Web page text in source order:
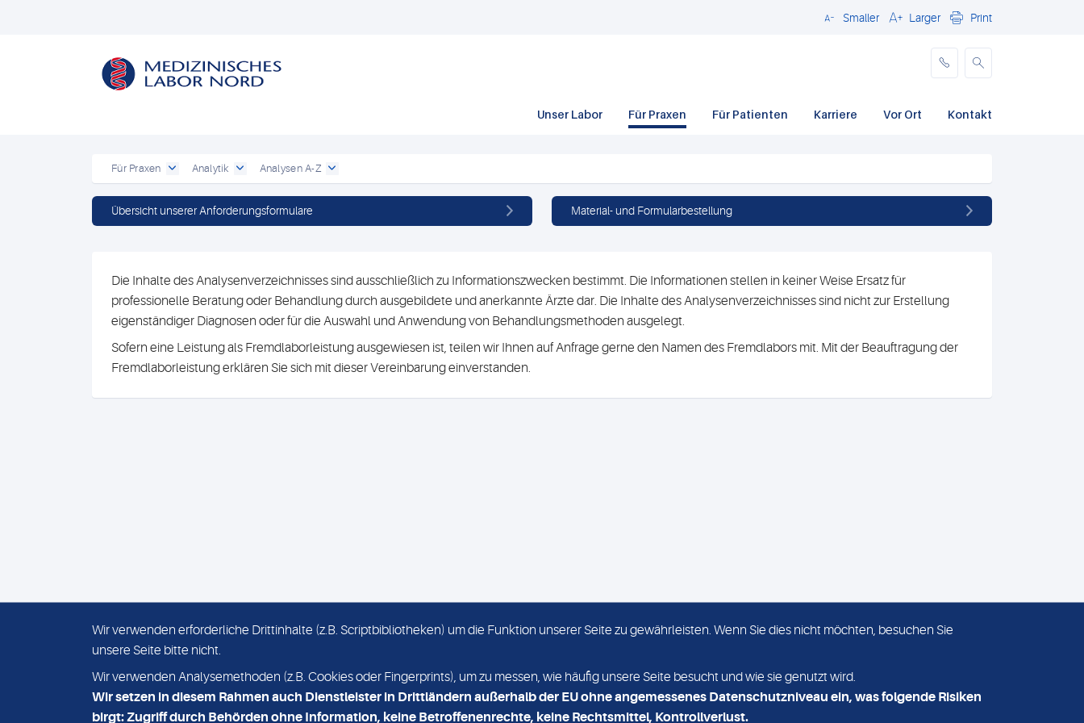
SchließenSmaller Larger Print
Unser Labor Für Praxen Für Patienten Karriere Vor Ort Kontakt
Für Praxen Analytik Analysen A-Z
Übersicht unserer Anforderungsformulare Material- und Formularbestellung
Die Inhalte des Analysenverzeichnisses sind ausschließlich zu Informationszwecken bestimmt. Die Informationen stellen in keiner Weise Ersatz für
professionelle Beratung oder Behandlung durch ausgebildete und anerkannte Ärzte dar. Die Inhalte des Analysenverzeichnisses sind nicht zur Erstellung
eigenständiger Diagnosen oder für die Auswahl und Anwendung von Behandlungsmethoden ausgelegt.
Sofern eine Leistung als Fremdlaborleistung ausgewiesen ist, teilen wir Ihnen auf Anfrage gerne den Namen des Fremdlabors mit. Mit der Beauftragung der
Fremdlaborleistung erklären Sie sich mit dieser Vereinbarung einverstanden.
IMPRESSUM
MVZ Medizinisches Labor
Nord MLN GmbH
Wir verwenden erforderliche Drittinhalte (z.B. Scriptbibliotheken) um die Funktion unserer Seite zu gewährleisten. Wenn Sie dies nicht möchten, besuchen Sie
unsere Seite bitte nicht.
Wir verwenden Analysemethoden (z.B. Cookies oder Fingerprints), um zu messen, wie häufig unsere Seite besucht und wie sie genutzt wird.
Wir setzen in diesem Rahmen auch Dienstleister in Drittländern außerhalb der EU ohne angemessenes Datenschutzniveau ein, was folgende Risiken
birgt: Zugriff durch Behörden ohne Information, keine Betroffenenrechte, keine Rechtsmittel, Kontrollverlust.